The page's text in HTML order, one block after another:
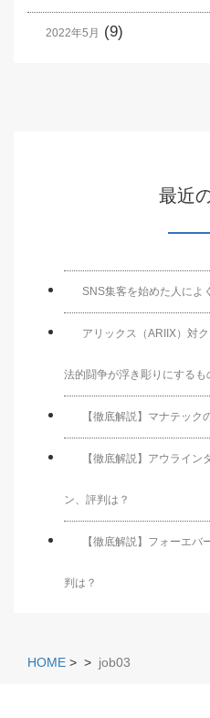
2022年5月 (9)
最近
SNS集客を始めた人によ
アリックス（ARIIX）対
法的闘争が浮き彫りにするも
【徹底解説】マナテック
【徹底解説】アウライ
ン、評判は？
【徹底解説】フォーエ
判は？
HOME > > job03